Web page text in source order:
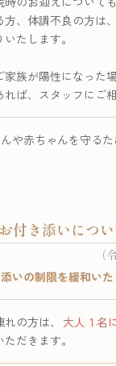
方、体調不良の方は
たします。
家族が陽性になった
れば、スタッフにご
や赤ちゃんを守る
付き添いについ
（
いの制限を緩和いた
の方は、
大人１名
だきます。